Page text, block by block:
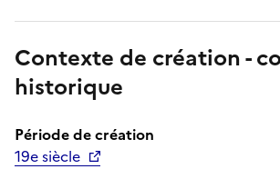
Contexte de création -
historique
Période de création
19e siècle